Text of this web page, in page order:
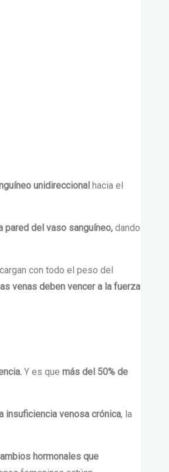
unidireccional hacia el
pared del vaso sanguíneo, dando
con todo el peso del
venas deben vencer a la fuerza
Y es que más del 50% de
insuficiencia venosa crónica, la
hormonales que